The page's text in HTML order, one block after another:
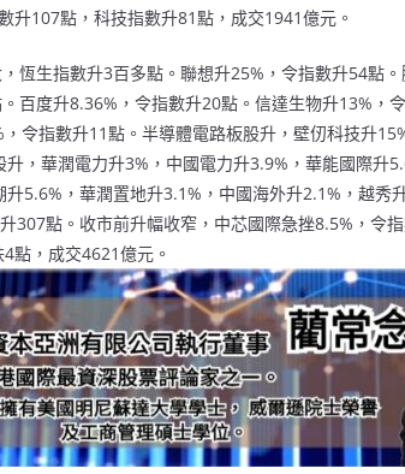
升107點，科技指數升81點，成交1941億元。
恆生指數升3百多點。聯想升25%，令指數升54點
百度升8.36%，令指數升20點。信達生物升13%，
令指數升11點。半導體電路板股升，壁仞科技升
，華潤電力升3%，中國電力升3.9%，華能國際升
5.6%，華潤置地升3.1%，中國海外升2.1%，越秀
307點。收市前升幅收窄，中芯國際急挫8.5%，令
點，成交4621億元。